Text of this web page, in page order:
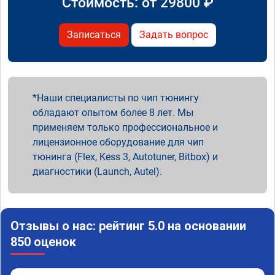
Записаться Задать вопрос
Наши специалисты по чип тюнингу
обладают опытом более 8 лет. Мы
применяем только профессиональное и
лицензионное оборудование для чип
тюнинга (Flex, Kess 3, Autotuner, Bitbox) и
диагностики (Launch, Autel).
Отзывы о нас: рейтинг 5.0 на основании
850 оценок